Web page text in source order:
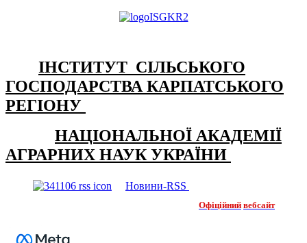
ІНСТИТУТ СІЛЬСЬКОГО
ГОСПОДАРСТВА КАРПАТСЬКОГО
РЕГІОНУ
НАЦІОНАЛЬНОЇ АКАДЕМІЇ
АГРАРНИХ НАУК УКРАЇНИ
Новини-RSS
Офіційний вебсайт